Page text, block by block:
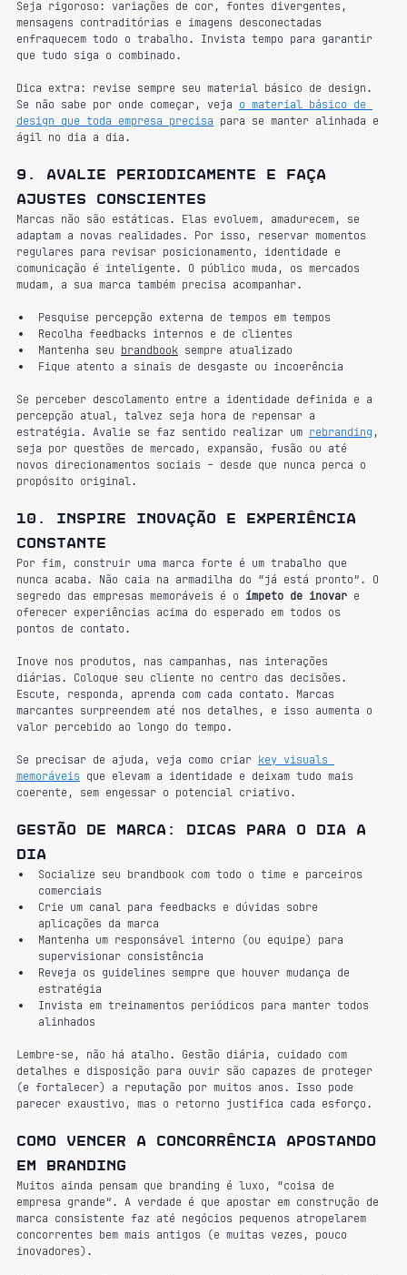
Seja rigoroso: variações de cor, fontes divergentes,
mensagens contraditórias e imagens desconectadas
enfraquecem todo o trabalho. Invista tempo para garantir
que tudo siga o combinado.
Dica extra: revise sempre seu material básico de design.
Se não sabe por onde começar, veja o material básico de
design que toda empresa precisa para se manter alinhada e
ágil no dia a dia.
9. Avalie periodicamente e faça
ajustes conscientes
Marcas não são estáticas. Elas evoluem, amadurecem, se
adaptam a novas realidades. Por isso, reservar momentos
regulares para revisar posicionamento, identidade e
comunicação é inteligente. O público muda, os mercados
mudam, a sua marca também precisa acompanhar.
Pesquise percepção externa de tempos em tempos
Recolha feedbacks internos e de clientes
Mantenha seu brandbook sempre atualizado
Fique atento a sinais de desgaste ou incoerência
Se perceber descolamento entre a identidade definida e a
percepção atual, talvez seja hora de repensar a
estratégia. Avalie se faz sentido realizar um rebranding ,
seja por questões de mercado, expansão, fusão ou até
novos direcionamentos sociais – desde que nunca perca o
propósito original.
10. Inspire inovação e experiência
constante
Por fim, construir uma marca forte é um trabalho que
nunca acaba. Não caia na armadilha do “já está pronto”. O
segredo das empresas memoráveis é o ímpeto de inovar e
oferecer experiências acima do esperado em todos os
pontos de contato.
Inove nos produtos, nas campanhas, nas interações
diárias. Coloque seu cliente no centro das decisões.
Escute, responda, aprenda com cada contato. Marcas
marcantes surpreendem até nos detalhes, e isso aumenta o
valor percebido ao longo do tempo.
Se precisar de ajuda, veja como criar key visuals
memoráveis que elevam a identidade e deixam tudo mais
coerente, sem engessar o potencial criativo.
Gestão de marca: dicas para o dia a
dia
Socialize seu brandbook com todo o time e parceiros
comerciais
Crie um canal para feedbacks e dúvidas sobre
aplicações da marca
Mantenha um responsável interno (ou equipe) para
supervisionar consistência
Reveja os guidelines sempre que houver mudança de
estratégia
Invista em treinamentos periódicos para manter todos
alinhados
Lembre-se, não há atalho. Gestão diária, cuidado com
detalhes e disposição para ouvir são capazes de proteger
(e fortalecer) a reputação por muitos anos. Isso pode
parecer exaustivo, mas o retorno justifica cada esforço.
Como vencer a concorrência apostando
em branding
Muitos ainda pensam que branding é luxo, “coisa de
empresa grande”. A verdade é que apostar em construção de
marca consistente faz até negócios pequenos atropelarem
concorrentes bem mais antigos (e muitas vezes, pouco
inovadores).